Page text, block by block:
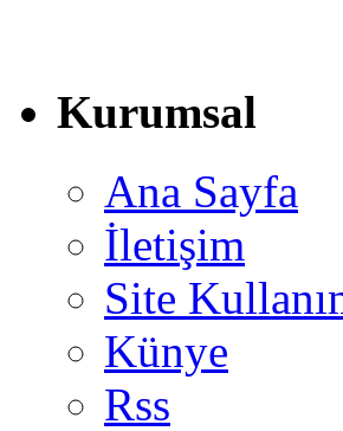
Kurumsal
Ana Sayfa
İletişim
Site
Künye
Rss